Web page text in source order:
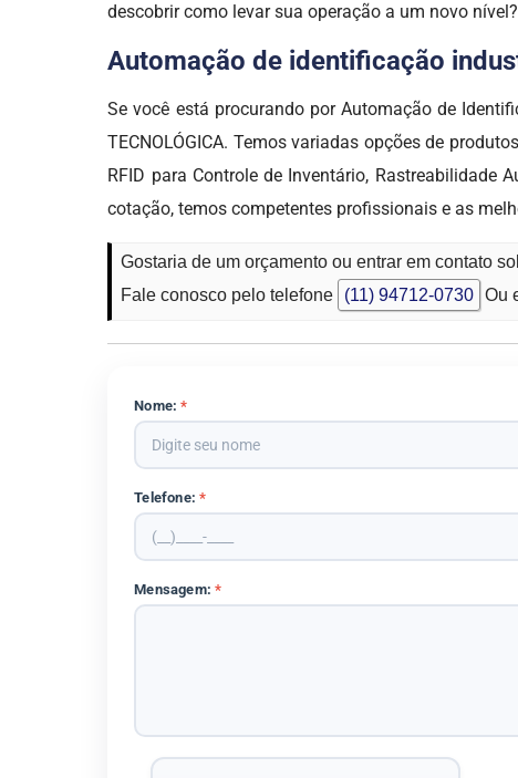
descobrir como levar sua operação a um novo
Automação de identificação
Se você está procurando por Automação de
TECNOLÓGICA. Temos variadas opções de
RFID para Controle de Inventário,
cotação, temos competentes profissionais e as
Gostaria de um orçamento ou entrar em contato
Fale conosco pelo telefone
(11) 94712-0730 Ou
Nome:*
Telefone:*
Mensagem:*